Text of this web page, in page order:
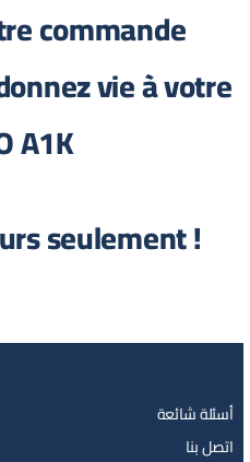
commande
vie à votre
A1K
seulement !
أسئلة شائعة
اتصل بنا